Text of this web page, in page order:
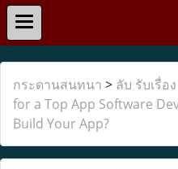
กระดานสนทนา > ลับ รับเรื่อ
for a Top App Software
Build Your App?